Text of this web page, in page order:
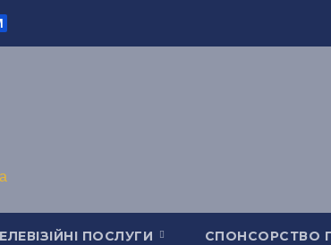
ПОСЛУГИ СПОНСОРСТВО